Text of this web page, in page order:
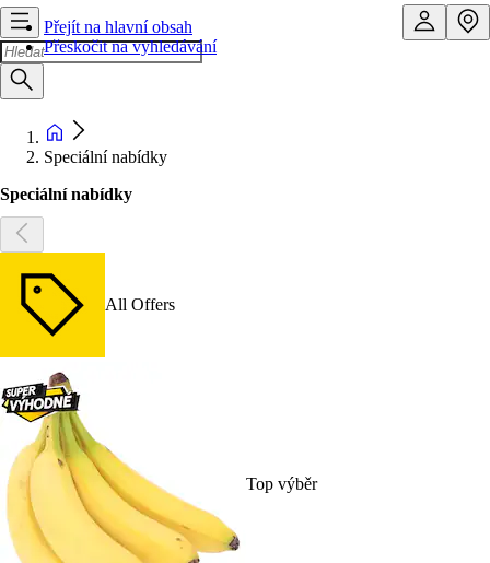
Přejít na hlavní obsah
Přeskočit na vyhledávání
Speciální nabídky
Speciální nabídky
All Offers
Top výběr